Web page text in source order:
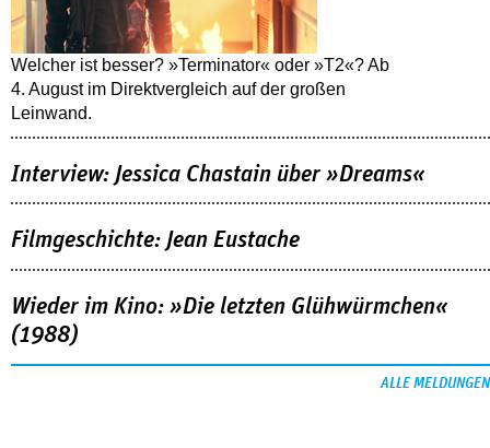
Welcher ist besser? »Terminator« oder »T2«? Ab
4. August im Direktvergleich auf der großen
Leinwand.
Interview: Jessica Chastain über »Dreams«
Filmgeschichte: Jean Eustache
Wieder im Kino: »Die letzten Glühwürmchen«
(1988)
ALLE MELDUNGEN